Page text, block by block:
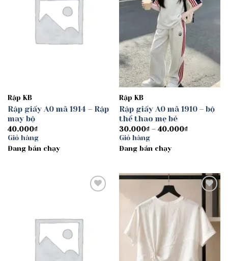
Rập KB
Rập giấy A0 mã 1914 – Rập
may bộ
40.000₫
Giỏ hàng
Đang bán chạy
Rập KB
Rập giấy A0 mã 1910 – bộ
thể thao mẹ bé
30.000₫ – 40.000₫Khoảng
Giỏ hàng
Đang bán chạy
wishlist